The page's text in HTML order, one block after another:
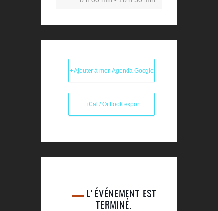
+ Ajouter à mon Agenda Google
+ iCal / Outlook export
L'ÉVÉNEMENT EST
TERMINÉ.